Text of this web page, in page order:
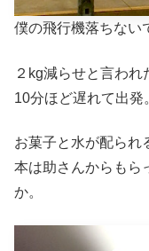
僕の飛行機落ちない
２kg減らせと言われ
10分ほど遅れて出発
お菓子と水が配られ
本は助さんからもら
か。